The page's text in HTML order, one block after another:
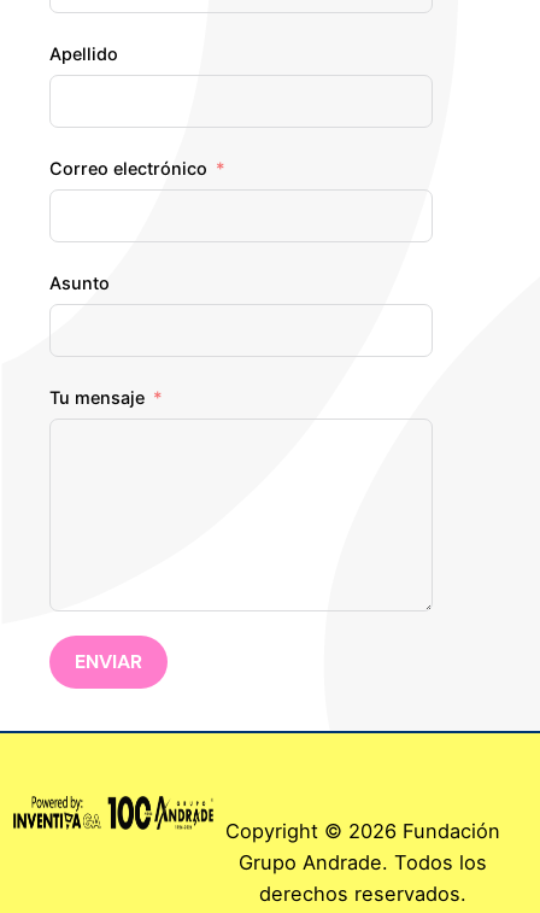
Apellido
Correo electrónico
Asunto
Tu mensaje
ENVIAR
Copyright © 2026 Fundación
Grupo Andrade. Todos los
derechos reservados.